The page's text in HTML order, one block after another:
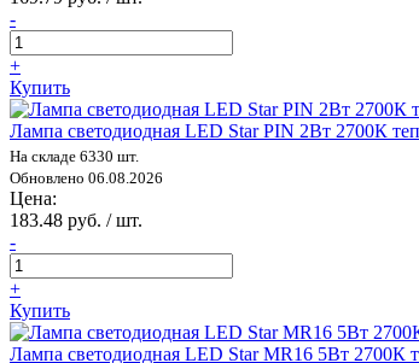
-
+
Купить
Лампа светодиодная LED Star PIN 2Вт 2700К
На складе 6330 шт.
Обновлено 06.08.2026
Цена:
183.48 руб. / шт.
-
+
Купить
Лампа светодиодная LED Star MR16 5Вт 2700К